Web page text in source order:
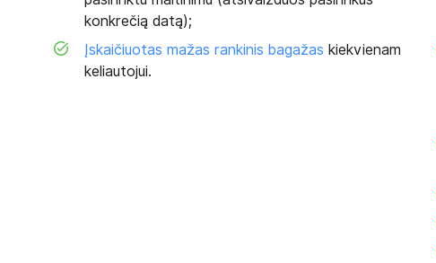
konkrečią datą);
Įskaičiuotas mažas rankinis bagažas kiekvienam
keliautojui.